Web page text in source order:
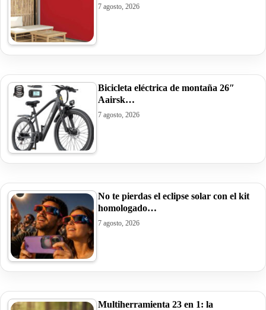
7 agosto, 2026
Bicicleta eléctrica de montaña 26″
Aairsk…
7 agosto, 2026
No te pierdas el eclipse solar con el kit
homologado…
7 agosto, 2026
Multiherramienta 23 en 1: la